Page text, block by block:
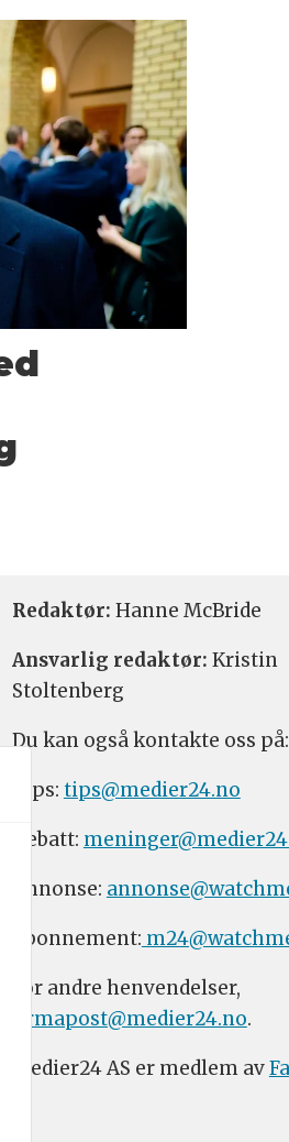
Redaktør: Hanne McBride
Ansvarlig redaktør: Kristin
Stoltenberg
Du kan også kontakte oss på:
Tips: tips@medier24.no
Debatt:
Annonse:
Abonnement:
For andre henvendelser,
firmapost@medier24.no.
Medier24 AS er medlem av